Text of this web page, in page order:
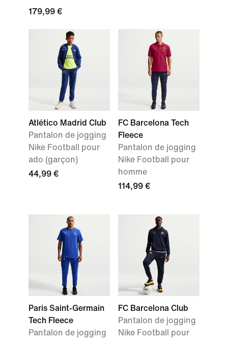
179,99 €
Atlético Madrid Club
Pantalon de jogging
Nike Football pour
ado (garçon)
44,99 €
FC Barcelona Tech
Fleece
Pantalon de jogging
Nike Football pour
homme
114,99 €
Paris Saint-Germain
Tech Fleece
Pantalon de jogging
FC Barcelona Club
Pantalon de jogging
Nike Football pour